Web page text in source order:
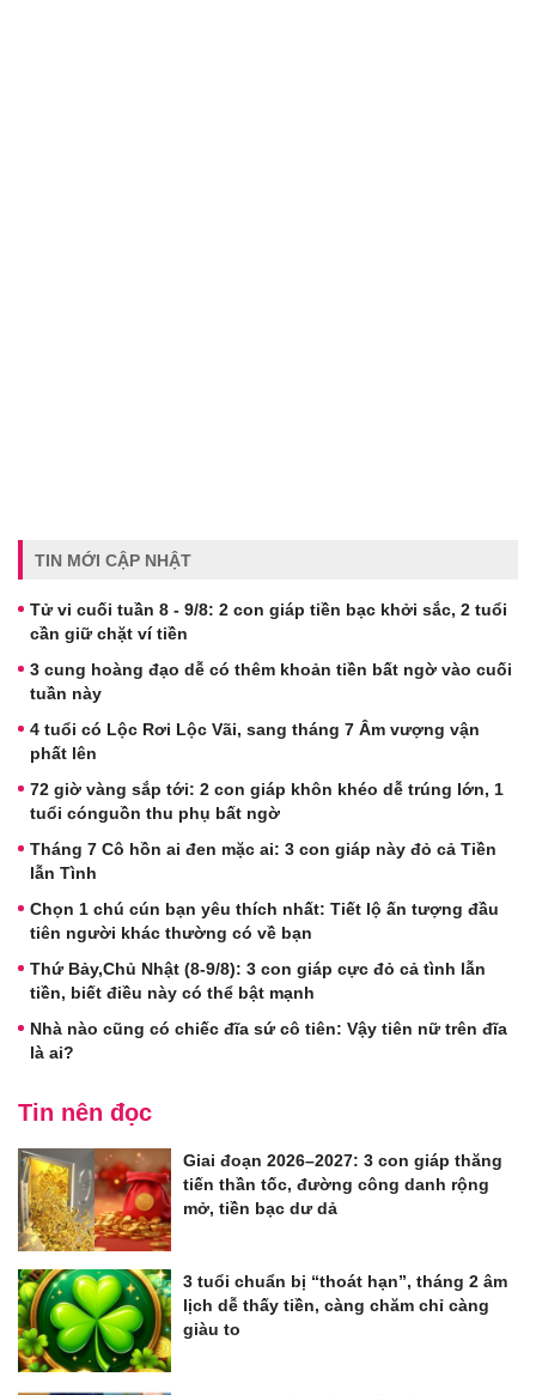
TIN MỚI CẬP NHẬT
Tử vi cuối tuần 8 - 9/8: 2 con giáp tiền bạc khởi sắc, 2 tuổi
cần giữ chặt ví tiền
3 cung hoàng đạo dễ có thêm khoản tiền bất ngờ vào cuối
tuần này
4 tuổi có Lộc Rơi Lộc Vãi, sang tháng 7 Âm vượng vận
phất lên
72 giờ vàng sắp tới: 2 con giáp khôn khéo dễ trúng lớn, 1
tuổi cónguồn thu phụ bất ngờ
Tháng 7 Cô hồn ai đen mặc ai: 3 con giáp này đỏ cả Tiền
lẫn Tình
Chọn 1 chú cún bạn yêu thích nhất: Tiết lộ ấn tượng đầu
tiên người khác thường có về bạn
Thứ Bảy,Chủ Nhật (8-9/8): 3 con giáp cực đỏ cả tình lẫn
tiền, biết điều này có thể bật mạnh
Nhà nào cũng có chiếc đĩa sứ cô tiên: Vậy tiên nữ trên đĩa
là ai?
Tin nên đọc
Giai đoạn 2026–2027: 3 con giáp thăng
tiến thần tốc, đường công danh rộng
mở, tiền bạc dư dả
3 tuổi chuẩn bị “thoát hạn”, tháng 2 âm
lịch dễ thấy tiền, càng chăm chỉ càng
giàu to